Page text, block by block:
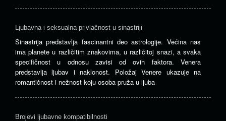
Ljubavna i seksualna privlačnost u sinastriji
Sinastrija predstavlja fascinantni deo astrologije. Većina nas
ima planete u različitim znakovima, u različitoj snazi, a svaka
specifičnost u odnosu zavisi od ovih faktora. Venera
predstavlja ljubav i naklonost. Položaj Venere ukazuje na
romantičnost i nežnost koju osoba pruža u ljuba
Brojevi ljubavne kompatibilnosti